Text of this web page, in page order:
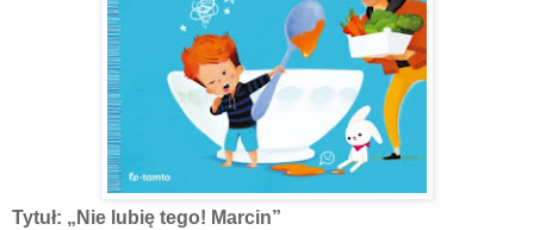
Tytuł: „Nie lubię tego! Marcin”